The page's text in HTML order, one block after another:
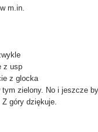
m.in.
z usp
z glocka
zielony. No i jeszcze
góry dziękuje.